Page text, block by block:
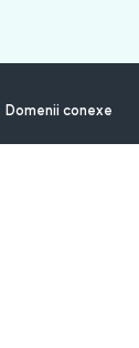
Domenii conexe